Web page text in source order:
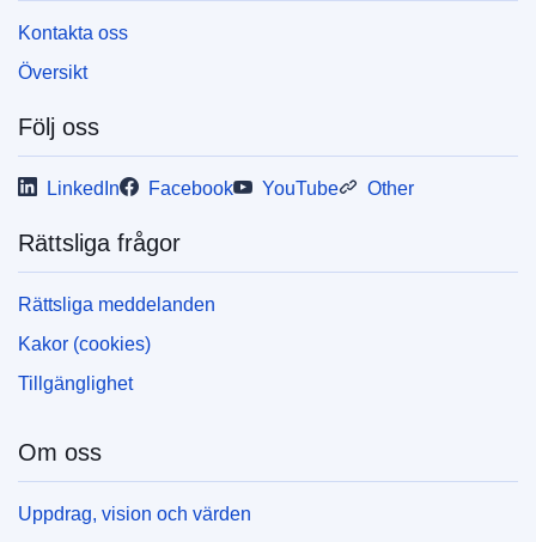
Kontakta oss
Översikt
Följ oss
LinkedIn Facebook YouTube Other
Rättsliga frågor
Rättsliga meddelanden
Kakor (cookies)
Tillgänglighet
Om oss
Uppdrag, vision och värden